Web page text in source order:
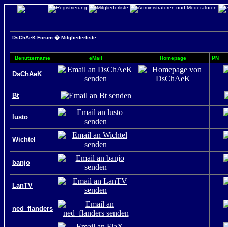
DsChAeK Forum � Mitgliederliste
Benutzername eMail Homepage PN
DsChAeK
Bt
lusto
Wichtel
banjo
LanTV
ned_flanders